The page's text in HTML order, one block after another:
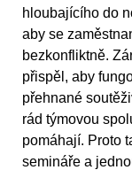
hloubajícího do
aby se
bezkonfliktně.
přispěl, aby
přehnané
rád týmovou
pomáhají. Proto
semináře a